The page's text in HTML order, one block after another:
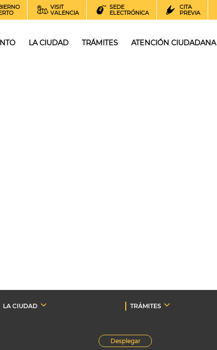
VISIT
VALENCIA
SEDE
ELECTRÓNICA
CITA
PREVIA
LA CIUDAD TRÁMITES ATENCIÓN CIUDADANA
LA CIUDAD TRÁMITES
Desplegar